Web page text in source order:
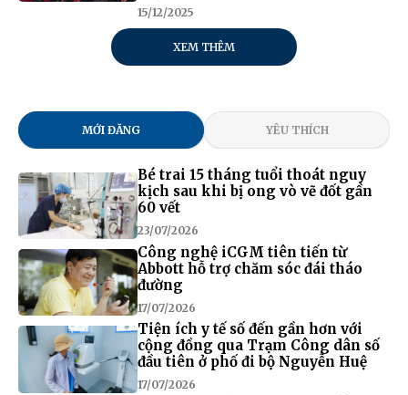
15/12/2025
XEM THÊM
MỚI ĐĂNG YÊU THÍCH
Bé trai 15 tháng tuổi thoát nguy
kịch sau khi bị ong vò vẽ đốt gần
60 vết
23/07/2026
Công nghệ iCGM tiên tiến từ
Abbott hỗ trợ chăm sóc đái tháo
đường
17/07/2026
Tiện ích y tế số đến gần hơn với
cộng đồng qua Trạm Công dân số
đầu tiên ở phố đi bộ Nguyễn Huệ
17/07/2026